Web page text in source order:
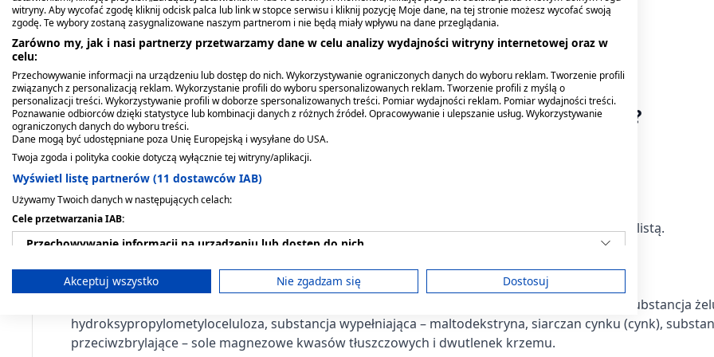
120 ml
43,49 zł
płyn, 120 ml
44,19 zł
ml
41,29 zł
płyn, 120 ml
44,19 zł
Dawkowanie
Dorośli:1-2 kapsułki dziennie.
Przeciwwskazania. Kto nie powinien przyjmować produktu?
Nie należy stosować w przypadku nadwrażliwości na którykolwiek ze składników.
Ciąża i karmienie piersią
Kobiety w ciąży i karmiące piersią nie powinny przyjmować produktu bez konsultacji ze specjalistą.
Co zawiera produkt?
Skład: Kwas L-askorbinowy (witamina C), standaryzowany ekstrakt z owoców bzu czarnego, substancja
hydroksypropylometyloceluloza, substancja wypełniająca – maltodekstryna, siarczan cynku (cynk),
przeciwzbrylające – sole magnezowe kwasów tłuszczowych i dwutlenek krzemu.
witryny. Aby wycofać zgodę kliknij odcisk palca lub link w stopce serwisu i kliknij pozycję Moje dane, na tej stronie możesz wycofać swoją
zgodę. Te wybory zostaną zasygnalizowane naszym partnerom i nie będą miały wpływu na dane przeglądania.
Zarówno my, jak i nasi partnerzy przetwarzamy dane w celu analizy wydajności witryny internetowej oraz w
celu:
Przechowywanie informacji na urządzeniu lub dostęp do nich. Wykorzystywanie ograniczonych danych do wyboru reklam. Tworzenie profili
związanych z personalizacją reklam. Wykorzystanie profili do wyboru spersonalizowanych reklam. Tworzenie profili z myślą o
personalizacji treści. Wykorzystywanie profili w doborze spersonalizowanych treści. Pomiar wydajności reklam. Pomiar wydajności treści.
Poznawanie odbiorców dzięki statystyce lub kombinacji danych z różnych źródeł. Opracowywanie i ulepszanie usług. Wykorzystywanie
ograniczonych danych do wyboru treści.
Dane mogą być udostępniane poza Unię Europejską i wysyłane do USA.
Twoja zgoda i polityka cookie dotyczą wyłącznie tej witryny/aplikacji.
Wyświetl listę partnerów (11 dostawców IAB)
Używamy Twoich danych w następujących celach:
Cele przetwarzania IAB:
Przechowywanie informacji na urządzeniu lub dostęp do nich
Wykorzystywanie ograniczonych danych do wyboru reklam
Wykorzystanie profili do wyboru spersonalizowanych reklam
Akceptuj wszystko Nie zgadzam się Dostosuj